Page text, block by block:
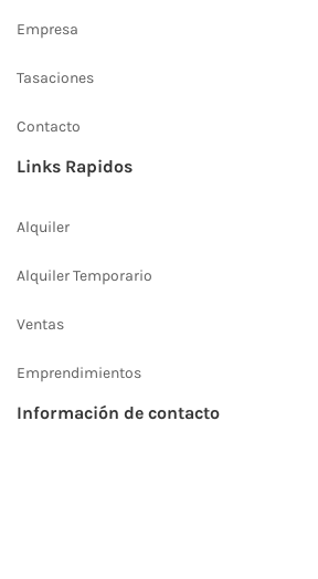
Empresa
Tasaciones
Contacto
Links Rapidos
Alquiler
Alquiler Temporario
Ventas
Emprendimientos
Información de contacto